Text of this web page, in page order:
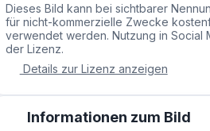
Dieses Bild kann bei sichtbarer
für nicht-kommerzielle Zwecke
verwendet werden. Nutzung in Social
der Lizenz.
Details zur Lizenz anzeigen
Informationen zum Bild